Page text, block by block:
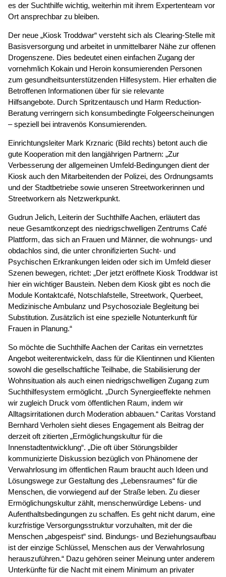
es der Suchthilfe wichtig, weiterhin mit ihrem Expertenteam vor
Ort ansprechbar zu bleiben.
Der neue „Kiosk Troddwar“ versteht sich als Clearing-Stelle mit
Basisversorgung und arbeitet in unmittelbarer Nähe zur offenen
Drogenszene. Dies bedeutet einen einfachen Zugang der
vornehmlich Kokain und Heroin konsumierenden Personen
zum gesundheitsunterstützenden Hilfesystem. Hier erhalten die
Betroffenen Informationen über für sie relevante
Hilfsangebote. Durch Spritzentausch und Harm Reduction-
Beratung verringern sich konsumbedingte Folgeerscheinungen
– speziell bei intravenös Konsumierenden.
Einrichtungsleiter Mark Krznaric (Bild rechts) betont auch die
gute Kooperation mit den langjährigen Partnern: „Zur
Verbesserung der allgemeinen Umfeld-Bedingungen dient der
Kiosk auch den Mitarbeitenden der Polizei, des Ordnungsamts
und der Stadtbetriebe sowie unseren Streetworkerinnen und
Streetworkern als Netzwerkpunkt.
Gudrun Jelich, Leiterin der Suchthilfe Aachen, erläutert das
neue Gesamtkonzept des niedrigschwelligen Zentrums Café
Plattform, das sich an Frauen und Männer, die wohnungs- und
obdachlos sind, die unter chronifizierten Sucht- und
Psychischen Erkrankungen leiden oder sich im Umfeld dieser
Szenen bewegen, richtet: „Der jetzt eröffnete Kiosk Troddwar ist
hier ein wichtiger Baustein. Neben dem Kiosk gibt es noch die
Module Kontaktcafé, Notschlafstelle, Streetwork, Querbeet,
Medizinische Ambulanz und Psychosoziale Begleitung bei
Substitution. Zusätzlich ist eine spezielle Notunterkunft für
Frauen in Planung.“
So möchte die Suchthilfe Aachen der Caritas ein vernetztes
Angebot weiterentwickeln, dass für die Klientinnen und Klienten
sowohl die gesellschaftliche Teilhabe, die Stabilisierung der
Wohnsituation als auch einen niedrigschwelligen Zugang zum
Suchthilfesystem ermöglicht. „Durch Synergieeffekte nehmen
wir zugleich Druck vom öffentlichen Raum, indem wir
Alltagsirritationen durch Moderation abbauen.“ Caritas Vorstand
Bernhard Verholen sieht dieses Engagement als Beitrag der
derzeit oft zitierten „Ermöglichungskultur für die
Innenstadtentwicklung“. „Die oft über Störungsbilder
kommunizierte Diskussion bezüglich von Phänomene der
Verwahrlosung im öffentlichen Raum braucht auch Ideen und
Lösungswege zur Gestaltung des „Lebensraumes“ für die
Menschen, die vorwiegend auf der Straße leben. Zu dieser
Ermöglichungskultur zählt, menschenwürdige Lebens- und
Aufenthaltsbedingungen zu schaffen. Es geht nicht darum, eine
kurzfristige Versorgungsstruktur vorzuhalten, mit der die
Menschen „abgespeist“ sind. Bindungs- und Beziehungsaufbau
ist der einzige Schlüssel, Menschen aus der Verwahrlosung
herauszuführen.“ Dazu gehören seiner Meinung unter anderem
Unterkünfte für die Nacht mit einem Minimum an privater